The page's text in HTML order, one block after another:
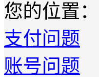
您的位置：
支付问题
账号问题